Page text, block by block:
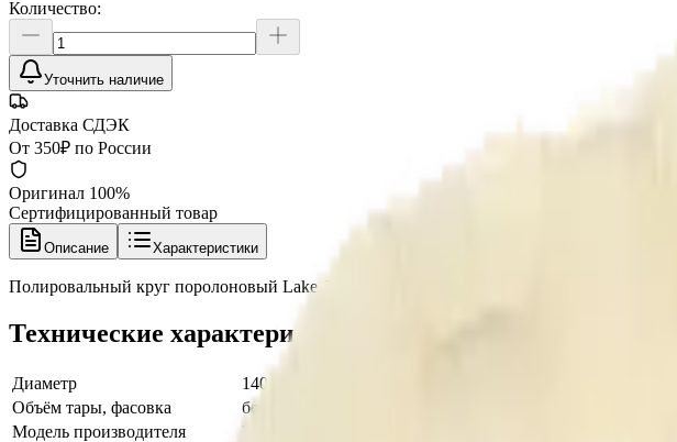
Количество:
Уточнить наличие
Доставка СДЭК
От 350₽ по России
Оригинал 100%
Сертифицированный товар
Описание Характеристики
Полировальный круг поролоновый Lake Country Waffle WP-6255 белый режущий 140 мм
Технические характеристики
Диаметр
140
Объём тары, фасовка
белый режущий 140 мм
Модель производителя
Waffle